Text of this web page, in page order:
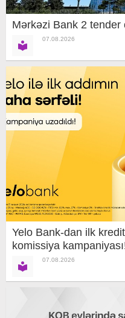
Mərkəzi Bank 2 tender
07.08.2026
Yelo Bank-dan ilk
komissiya
07.08.2026